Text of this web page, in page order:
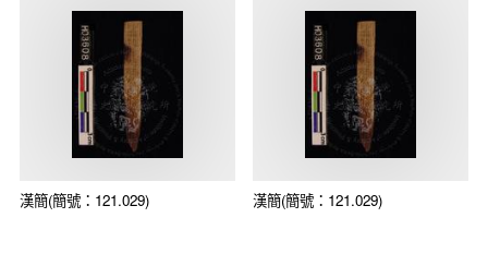
漢簡(簡號：121.029) 漢簡(簡號：121.029)